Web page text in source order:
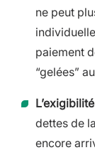
ne peut
paiement
“gelées”
dettes de
encore